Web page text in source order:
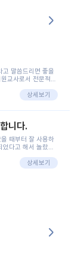
고 말씀드리면 좋을
교사로서 전문적인
망봇의 장점은 지
등그래도 좀 기본
다 정보를 입력하는
어서 좋았어요!앞
ㅜ?응대 팁이 정말
지만초임 때는 정
었거든요..ㅠ*일지
상세보기
니다.
때부터 잘 사용하
다고 해서 놀랐습
번에 제가 원에서
보시고,저와 비슷한
이고 학부모님을
가로 알려준 응대 tip
지하여 좀 더 전문
.꼬망세 AI학부모 응
상세보기